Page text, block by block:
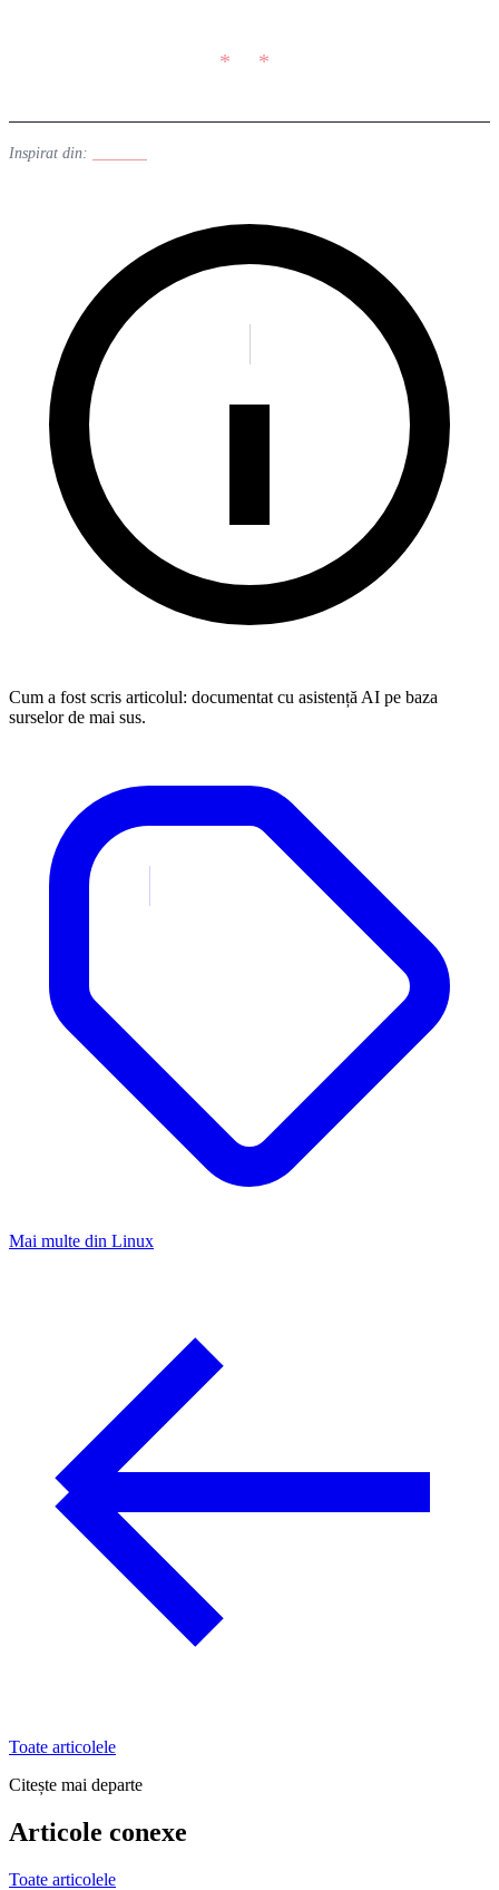
Inspirat din:
Cum a fost scris articolul: documentat cu asistență AI pe baza
surselor de mai sus.
Mai multe din Linux
Toate articolele
Citește mai departe
Articole conexe
Toate articolele